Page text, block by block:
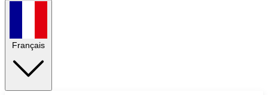
Français